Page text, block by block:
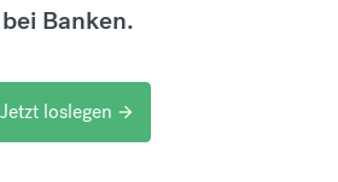
bei Banken.
Jetzt loslegen arrow_forward